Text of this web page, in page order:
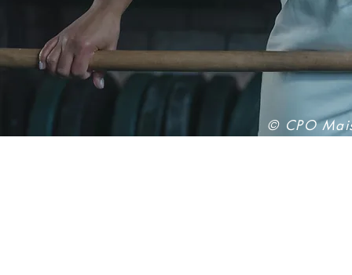
​© CPO